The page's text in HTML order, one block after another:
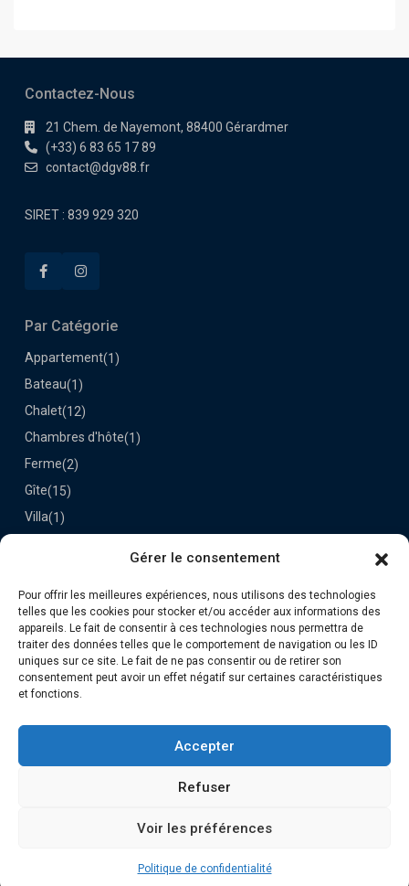
Gérer le consentement
Pour offrir les meilleures expériences, nous utilisons des technologies
telles que les cookies pour stocker et/ou accéder aux informations des
appareils. Le fait de consentir à ces technologies nous permettra de
traiter des données telles que le comportement de navigation ou les ID
uniques sur ce site. Le fait de ne pas consentir ou de retirer son
consentement peut avoir un effet négatif sur certaines caractéristiques
et fonctions.
Accepter
Refuser
Voir les préférences
Politique de confidentialité
Contactez-Nous
21 Chem. de Nayemont, 88400 Gérardmer
(+33) 6 83 65 17 89
contact@dgv88.fr
SIRET : 839 929 320
Par Catégorie
Appartement(1)
Bateau(1)
Chalet(12)
Chambres d'hôte(1)
Ferme(2)
Gîte(15)
Villa(1)
Dernières Propriétés
Le Darou
70€la nuit
Retrouvez-nous
Politique de confidentialitéMentions légales